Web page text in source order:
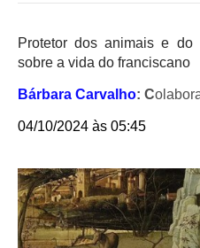
Protetor dos animais e do
sobre a vida do franciscano
Bárbara Carvalho: C
04/10/2024 às 05:45